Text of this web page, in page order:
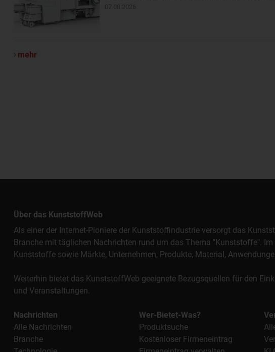
mehr
Über das KunststoffWeb
Als einer der Internet-Pioniere der Kunststoffindustrie versorgt das
Branche mit täglichen Nachrichten rund um das Thema "Kunststoffe".
Kunststoffe sowie Märkte, Unternehmen, Produkte, Material,
Weiterhin bietet das KunststoffWeb geeignete Bezugsquellen für den
und Veranstaltungen.
Nachrichten
Alle Nachrichten
Branche
Wer-Bietet-Was?
Produktsuche
Kostenloser Firmeneintrag